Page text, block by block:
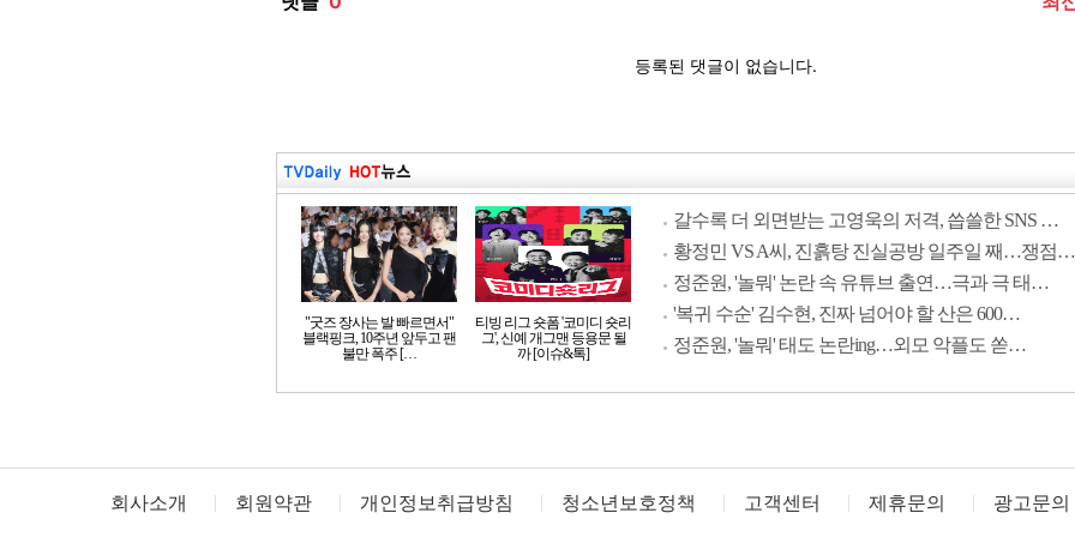
"굿즈 장사는 발 빠르면서"
블랙핑크, 10주년 앞두고 팬
불만 폭주 […
티빙 리그 숏폼 '코미디 숏리
그', 신예 개그맨 등용문 될
까 [이슈&톡]
갈수록 더 외면받는 고영욱의 저격, 씁쓸한 SNS …
황정민 VS A씨, 진흙탕 진실공방 일주일 째…쟁점…
정준원, '놀뭐' 논란 속 유튜브 출연…극과 극 태…
'복귀 수순' 김수현, 진짜 넘어야 할 산은 600…
정준원, '놀뭐' 태도 논란ing…외모 악플도 쏟…
회사소개 회원약관 개인정보취급방침 청소년보호정책 고객센터 제휴문의 광고문의